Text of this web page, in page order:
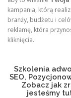
kampania, którą
branży, budżetu i
reklamę, która
kliknięcia.
Szkolenia
SEO,
Zobacz jak
jesteśmy